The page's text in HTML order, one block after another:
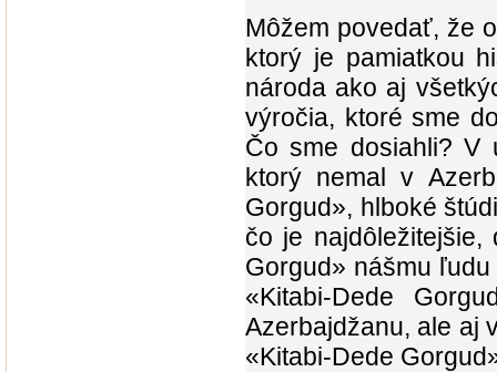
Môžem povedať, že
ktorý je pamiatkou
národa ako aj
výročia, ktoré sme
Čo sme dosiahli? V
ktorý nemal v
Gorgud», hlboké
čo je najdôležitejšie,
Gorgud» nášmu
«Kitabi-Dede
Azerbajdžanu, ale aj
«Kitabi-Dede